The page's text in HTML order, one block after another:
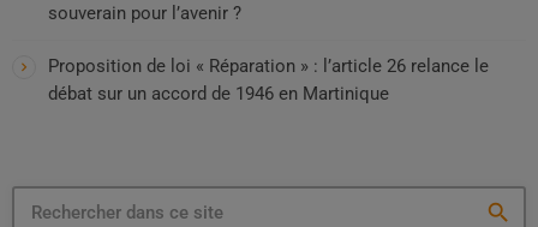
souverain pour l’avenir ?
Proposition de loi « Réparation » : l’article 26 relance le
débat sur un accord de 1946 en Martinique
search